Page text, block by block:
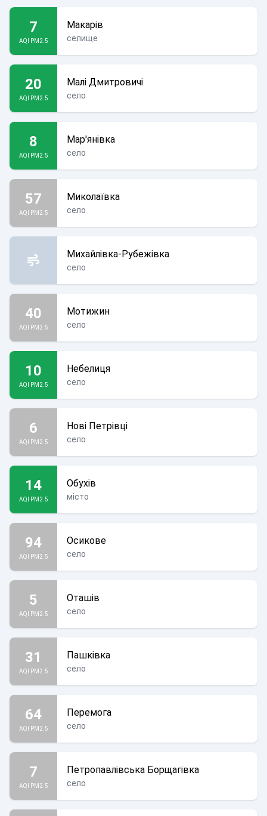
7
AQI PM2.5
Макарів
селище
20
AQI PM2.5
Малі Дмитровичі
село
8
AQI PM2.5
Мар'янівка
село
57
AQI PM2.5
Миколаївка
село
Михайлівка-Рубежівка
село
40
AQI PM2.5
Мотижин
село
10
AQI PM2.5
Небелиця
село
6
AQI PM2.5
Нові Петрівці
село
14
AQI PM2.5
Обухів
місто
94
AQI PM2.5
Осикове
село
5
AQI PM2.5
Оташів
село
31
AQI PM2.5
Пашківка
село
64
AQI PM2.5
Перемога
село
7
AQI PM2.5
Петропавлівська Борщагівка
село